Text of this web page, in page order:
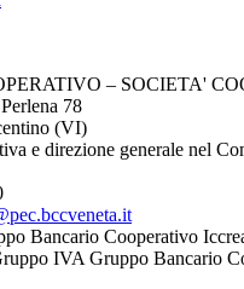
– SOCIETA'
78
(VI)
e direzione generale nel
Bancario Cooperativo
IVA Gruppo Bancario